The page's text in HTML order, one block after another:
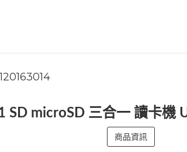
SD microSD 三合一 讀卡機
商品資訊